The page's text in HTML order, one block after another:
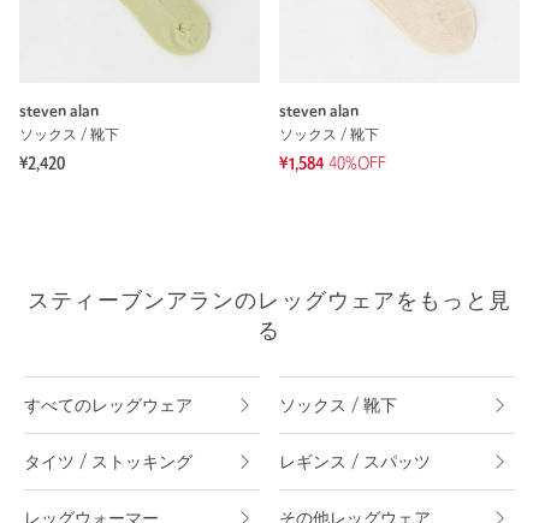
steven alan
ソックス / 靴下
¥2,420
steven alan
ソックス / 靴下
¥1,584 40%OFF
スティーブンアランのレッグウェアをもっと見
る
すべてのレッグウェア ソックス / 靴下
タイツ / ストッキング レギンス / スパッツ